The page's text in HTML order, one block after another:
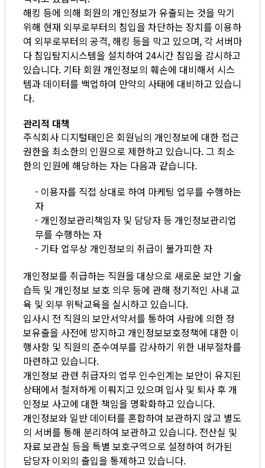
해킹 등에 의해 회원의 개인정보가 유출되는 것을 막기
위해 현재 외부로부터의 침입을 차단하는 장치를 이용하
여 외부로부터의 공격, 해킹 등을 막고 있으며, 각 서버마
다 침입탐지시스템을 설치하여 24시간 침입을 감시하고
있습니다. 기타 회원 개인정보의 훼손에 대비해서 시스
템과 데이터를 백업하여 만약의 사태에 대비하고 있습니
다.
관리적 대책
주식회사 디지털태인은 회원님의 개인정보에 대한 접근
권한을 최소한의 인원으로 제한하고 있습니다. 그 최소
한의 인원에 해당하는 자는 다음과 같습니다.
- 이용자를 직접 상대로 하여 마케팅 업무를 수행하는
자
- 개인정보관리책임자 및 담당자 등 개인정보관리업
무를 수행하는 자
- 기타 업무상 개인정보의 취급이 불가피한 자
개인정보를 취급하는 직원을 대상으로 새로운 보안 기술
습득 및 개인정보 보호 의무 등에 관해 정기적인 사내 교
육 및 외부 위탁교육을 실시하고 있습니다.
입사시 전 직원의 보안서약서를 통하여 사람에 의한 정
보유출을 사전에 방지하고 개인정보보호정책에 대한 이
행사항 및 직원의 준수여부를 감사하기 위한 내부절차를
마련하고 있습니다.
개인정보 관련 취급자의 업무 인수인계는 보안이 유지된
상태에서 철저하게 이뤄지고 있으며 입사 및 퇴사 후 개
인정보 사고에 대한 책임을 명확화하고 있습니다.
개인정보와 일반 데이터를 혼합하여 보관하지 않고 별도
의 서버를 통해 분리하여 보관하고 있습니다. 전산실 및
자료 보관실 등을 특별 보호구역으로 설정하여 허가된
담당자 이외의 출입을 통제하고 있습니다.